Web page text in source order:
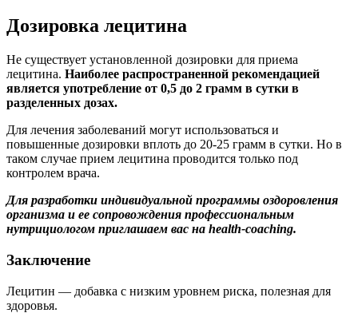
Дозировка лецитина
Не существует установленной дозировки для приема
лецитина. Наиболее распространенной рекомендацией
является употребление от 0,5 до 2 грамм в сутки в
разделенных дозах.
Для лечения заболеваний могут использоваться и
повышенные дозировки вплоть до 20-25 грамм в сутки. Но в
таком случае прием лецитина проводится только под
контролем врача.
Для разработки индивидуальной программы оздоровления
организма и ее сопровождения профессиональным
нутрициологом приглашаем вас на health-coaching.
Заключение
Лецитин — добавка с низким уровнем риска, полезная для
здоровья.